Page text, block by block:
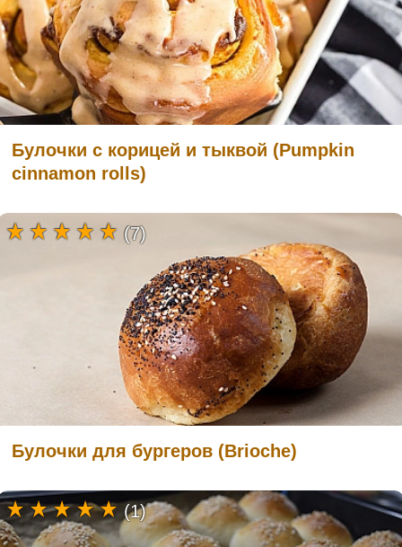
Булочки с корицей и тыквой (Pumpkin
cinnamon rolls)
Булочки для бургеров (Brioche)
(7)
(1)